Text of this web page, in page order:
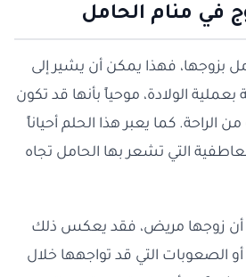
في منام الحامل
بزوجها، فهذا يمكن أن يشير إلى
الولادة، موحياً بأنها قد تكون
الراحة. كما يعبر هذا الحلم أحياناً
التي تشعر بها الحامل تجاه
أن زوجها مريض، فقد يعكس ذلك
الصعوبات التي قد تواجهها خلال